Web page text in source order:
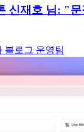
신재호 님: "
블로그 운영팀